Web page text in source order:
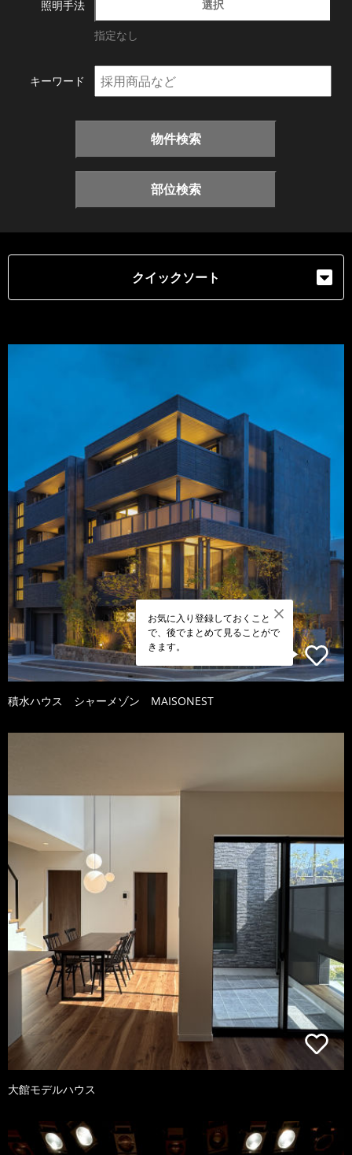
照明手法 選択
指定なし
キーワード
物件検索
部位検索
クイックソート
お気に入り登録しておくこと
で、後でまとめて見ることがで
きます。
積水ハウス シャーメゾン MAISONEST
大館モデルハウス